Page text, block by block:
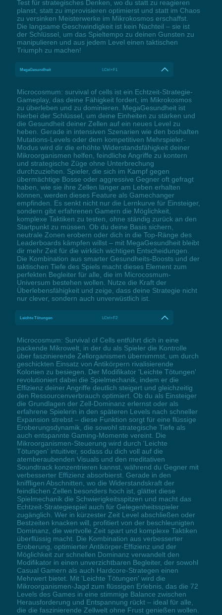
Test für strategisches Denken, wo du statt zu reagieren
planst, statt zu improvisieren optimierst und statt im Chaos
zu versinken Meisterwerke im Mikrokosmos erschaffst.
Die langsame Geschwindigkeit ist kein Nachteil – sie ist
der Schlüssel, um das Spieltempo zu deinen Gunsten zu
manipulieren und aus jedem Level einen taktischen
Triumph zu machen!
MegaGesundheit LCtrl+F1
Microcosmum: survival of cells ist ein Echtzeit-Strategie-
Gameplay, das deine Fähigkeit fordert, im Mikrokosmos
zu überleben und zu dominieren. MegaGesundheit ist
hierbei der Schlüssel, um deine Einheiten zu stärken und
die Gesundheit deiner Zellen auf ein neues Level zu
heben. Gerade in intensiven Szenarien wie den boshaften
Mutations-Levels oder dem kompetitiven Mehrspieler-
Modus wird dir die erhöhte Widerstandsfähigkeit deiner
Mikroorganismen helfen, feindliche Angriffe zu kontern
und strategische Züge ohne Unterbrechung
durchzuziehen. Spieler, die sich im Kampf gegen
übermächtige Bosse oder aggressive Gegner oft gefragt
haben, wie sie ihre Zellen länger am Leben erhalten
können, werden dieses Feature als Gamechanger
empfinden. Es senkt nicht nur die Lernkurve für Einsteiger,
sondern gibt erfahrenen Gamern die Möglichkeit,
komplexe Taktiken zu testen, ohne ständig zurück an den
Startpunkt zu müssen. Ob du deine Basis sichern,
neutrale Zonen erobern oder dich in die Top-Ränge des
Leaderboards kämpfen willst – mit MegaGesundheit bleibt
dir mehr Zeit für die wirklich wichtigen Entscheidungen.
Die Kombination aus smarter Gesundheits-Boosts und der
taktischen Tiefe des Spiels macht dieses Element zum
perfekten Begleiter für alle, die im Microcosmum-
Universum bestehen wollen. Nutze die Kraft der
Überlebensfähigkeit und zeige, dass deine Strategie nicht
nur clever, sondern auch unverwüstlich ist.
Leichte Tötungen LCtrl+F2
Microcosmum: Survival of Cells entführt dich in eine
packende Mikrowelt, in der du als Spieler die Kontrolle
über faszinierende Zellorganismen übernimmst, um durch
geschickten Einsatz von Antikörpern rivalisierende
Kolonien zu besiegen. Der Modifikator 'Leichte Tötungen'
revolutioniert dabei die Spielmechanik, indem er die
Effizienz deiner Angriffe deutlich steigert und gleichzeitig
den Ressourcenverbrauch optimiert. Ob du als Einsteiger
die Grundlagen der Zell-Dominanz erlernst oder als
erfahrene Spielerin in den späteren Levels nach schneller
Expansion strebst – diese Funktion sorgt für eine flüssige
Eroberungsdynamik, die sowohl strategische Tiefe als
auch entspannte Gaming-Momente vereint. Die
Mikroorganismen-Steuerung wird durch 'Leichte
Tötungen' intuitiver, sodass du dich voll auf die
atemberaubenden Visuals und den meditativen
Soundtrack konzentrieren kannst, während du Gegner mit
verbesserter Effizienz absorbierst. Gerade in den
kniffligen Abschnitten, wo die Widerstandskraft der
feindlichen Zellen besonders hoch ist, glättet diese
Spielmechanik die Schwierigkeitsspitzen und macht das
Echtzeit-Strategiespiel auch für Gelegenheitsspieler
zugänglich. Wer in kürzester Zeit Level abschließen oder
Bestzeiten knacken will, profitiert von der beschleunigten
Dominanz, die wertvolle Zeit spart und komplexe Taktiken
überflüssig macht. Die Kombination aus verbesserter
Eroberung, optimierter Antikörper-Effizienz und der
Möglichkeit zur schnellen Dominanz verwandelt den
Modifikator in einen unverzichtbaren Begleiter, der sowohl
Casual Gamern als auch Hardcore-Strategen einen
Mehrwert bietet. Mit 'Leichte Tötungen' wird die
Mikroorganismen-Jagd zum flüssigen Erlebnis, das die 72
Levels des Games in eine stimmige Balance zwischen
Herausforderung und Entspannung rückt – ideal für alle,
die die faszinierende Zellwelt ohne Frust genießen wollen.